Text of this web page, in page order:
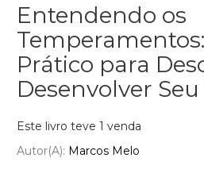
Entendendo os
Prático para
Desenvolver
Este livro teve 1 venda
Autor(a): Marcos Melo